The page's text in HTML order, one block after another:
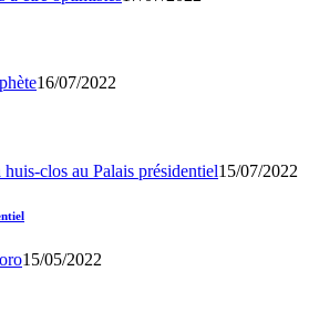
16/07/2022
15/07/2022
15/05/2022